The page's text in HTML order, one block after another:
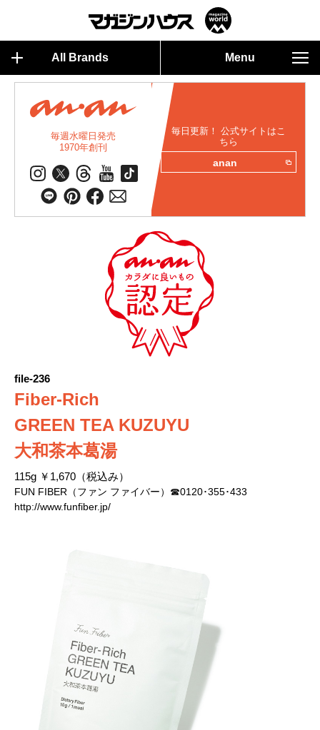
All Brands Menu
毎週水曜日発売
1970年創刊
毎日更新！ 公式サイトはこ
ちら
anan
file-236
Fiber-Rich
GREEN TEA KUZUYU
大和茶本葛湯
115g ￥1,670（税込み）
FUN FIBER（ファン ファイバー）☎0120･355･433
http://www.funfiber.jp/